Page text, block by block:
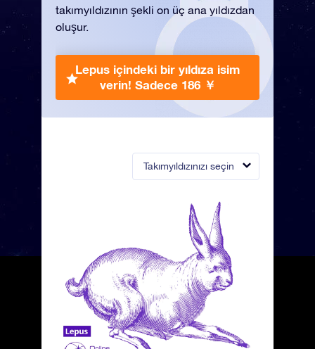
Takımyıldızınızı seçin
takımyıldızının şekli on üç ana yıldızdan
oluşur.
Lepus içindeki bir yıldıza isim
verin! Sadece 186 ￥